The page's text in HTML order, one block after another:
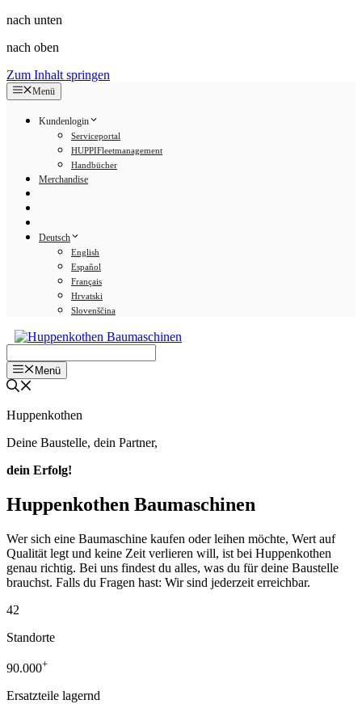
nach unten
nach oben
Zum Inhalt springen
Menü
Kundenlogin
Serviceportal
HUPPIFleetmanagement
Handbücher
Merchandise
Deutsch
English
Español
Français
Hrvatski
Slovenščina
Menü
Huppenkothen
Deine Baustelle, dein Partner,
dein Erfolg!
Huppenkothen Baumaschinen
Wer sich eine Baumaschine kaufen oder leihen möchte, Wert auf
Qualität legt und keine Zeit verlieren will, ist bei Huppenkothen
genau richtig. Bei uns findest du alles, was du für deine Baustelle
brauchst. Falls du Fragen hast: Wir sind jederzeit erreichbar.
42
Standorte
90.000+
Ersatzteile lagernd